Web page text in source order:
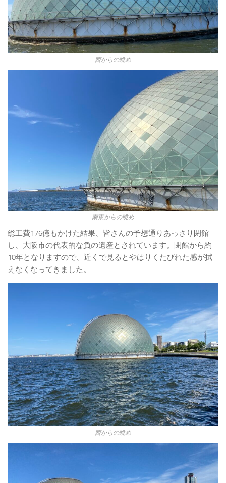
西からの眺め
南東からの眺め
総工費176億もかけた結果、皆さんの予想通りあっさり閉館
し、大阪市の代表的な負の遺産とされています。閉館から約
10年となりますので、近くで見るとやはりくたびれた感が拭
えなくなってきました。
西からの眺め